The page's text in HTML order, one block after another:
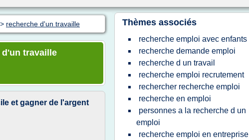
> recherche d'un travaille
travaille
et gagner de l'argent
Thèmes associés
recherche emploi avec enfants
recherche demande emploi
recherche d un travail
recherche emploi recrutement
rechercher recherche emploi
recherche en emploi
personnes a la recherche d un
emploi
recherche emploi en entreprise